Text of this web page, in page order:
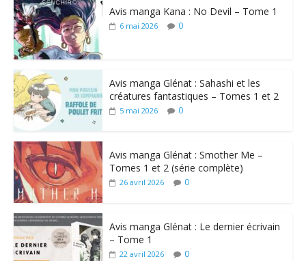
Avis manga Kana : No Devil – Tome 1
6 mai 2026 0
Avis manga Glénat : Sahashi et les
créatures fantastiques – Tomes 1 et 2
5 mai 2026 0
Avis manga Glénat : Smother Me –
Tomes 1 et 2 (série complète)
26 avril 2026 0
Avis manga Glénat : Le dernier écrivain
– Tome 1
22 avril 2026 0